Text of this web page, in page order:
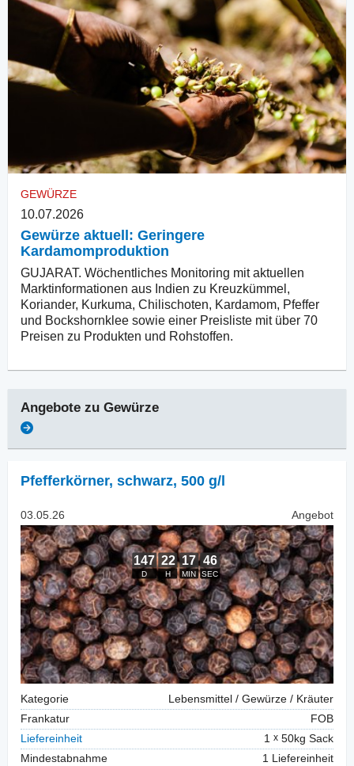
GEWÜRZE
10.07.2026
Gewürze aktuell: Geringere
Kardamomproduktion
GUJARAT. Wöchentliches Monitoring mit aktuellen
Marktinformationen aus Indien zu Kreuzkümmel,
Koriander, Kurkuma, Chilischoten, Kardamom, Pfeffer
und Bockshornklee sowie einer Preisliste mit über 70
Preisen zu Produkten und Rohstoffen.
Angebote zu Gewürze
Pfefferkörner, schwarz, 500 g/l
03.05.26 Angebot
Kategorie
Lebensmittel / Gewürze / Kräuter
Frankatur
FOB
Liefereinheit
1
50kg Sack
Mindestabnahme
1 Liefereinheit